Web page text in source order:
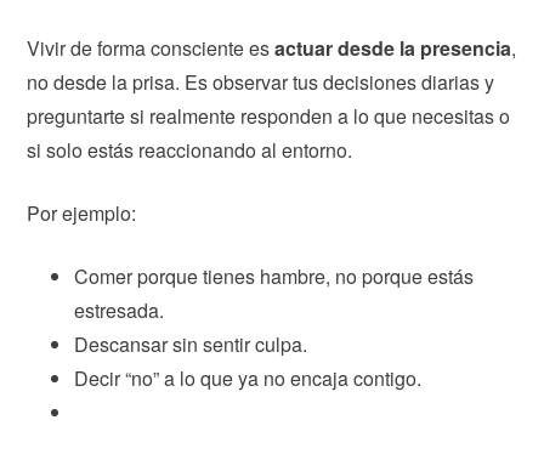
Vivir de forma consciente esactuar desde la presencia,
no desde la prisa. Es observar tus decisiones diarias y
preguntarte si realmente responden a lo que necesitas o
si solo estás reaccionando al entorno.
Por ejemplo:
Comer porque tienes hambre, no porque estás
estresada.
Descansar sin sentir culpa.
Decir “no” a lo que ya no encaja contigo.